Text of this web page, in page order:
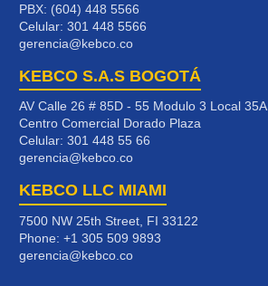
PBX: (604) 448 5566
Celular: 301 448 5566
gerencia@kebco.co
KEBCO S.A.S BOGOTÁ
AV Calle 26 # 85D - 55 Modulo 3 Local 35A
Centro Comercial Dorado Plaza
Celular: 301 448 55 66
gerencia@kebco.co
KEBCO LLC MIAMI
7500 NW 25th Street, FI 33122
Phone: +1 305 509 9893
gerencia@kebco.co